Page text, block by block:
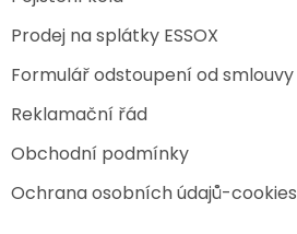
Prodej na splátky ESSOX
Formulář odstoupení od smlouvy
Reklamační řád
Obchodní podmínky
Ochrana osobních údajů-cookies